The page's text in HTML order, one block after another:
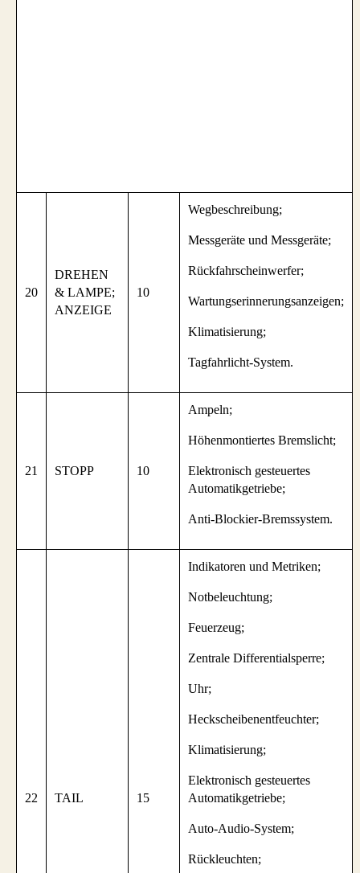
20
DREHEN
& LAMPE;
ANZEIGE
10
Wegbeschreibung;
Messgeräte und Messgeräte;
Rückfahrscheinwerfer;
Wartungserinnerungsanzeigen;
Klimatisierung;
Tagfahrlicht-System.
21 STOPP 10
Ampeln;
Höhenmontiertes Bremslicht;
Elektronisch gesteuertes
Automatikgetriebe;
Anti-Blockier-Bremssystem.
22 TAIL 15
Indikatoren und Metriken;
Notbeleuchtung;
Feuerzeug;
Zentrale Differentialsperre;
Uhr;
Heckscheibenentfeuchter;
Klimatisierung;
Elektronisch gesteuertes
Automatikgetriebe;
Auto-Audio-System;
Rückleuchten;